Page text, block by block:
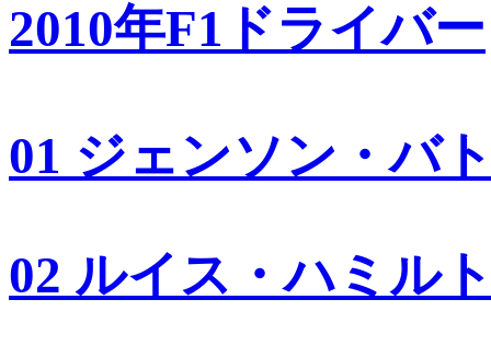
2010年F1ドライバー
01 ジェンソン・バ
02 ルイス・ハミル